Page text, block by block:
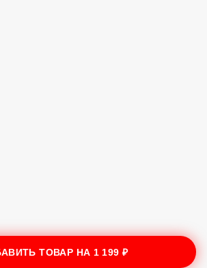
ТОВАР НА 1 199 ₽